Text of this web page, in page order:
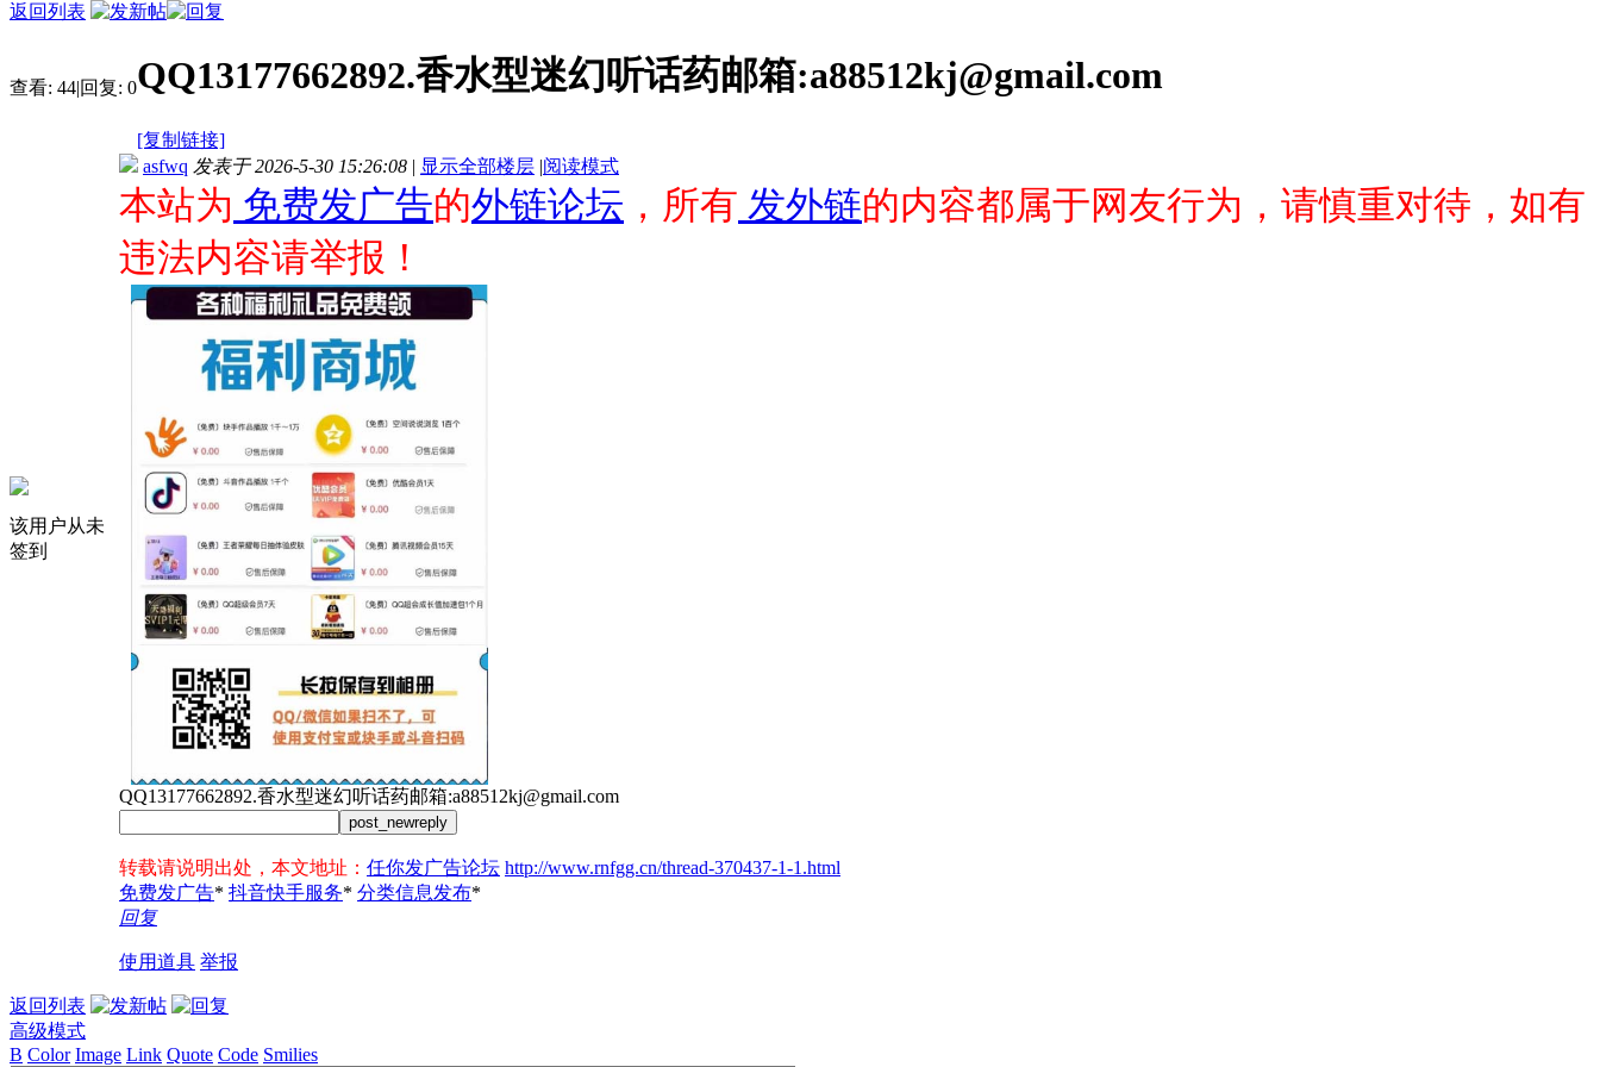
返回列表
查看: 44|回复: 0QQ13177662892.香水型迷幻听话药邮箱:a88512kj@gmail.com
[复制链接]
该用户从未
签到
asfwq 发表于 2026-5-30 15:26:08 | 显示全部楼层 |阅读模式
本站为 免费发广告的外链论坛 ，所有 发外链的内容都属于网友行为，请慎重对待，如有
违法内容请举报！
QQ13177662892.香水型迷幻听话药邮箱:a88512kj@gmail.com
post_newreply
转载请说明出处，本文地址： 任你发广告论坛 http://www.rnfgg.cn/thread-370437-1-1.html
免费发广告* 抖音快手服务* 分类信息发布*
回复
使用道具 举报
返回列表
高级模式
B Color Image Link Quote Code Smilies